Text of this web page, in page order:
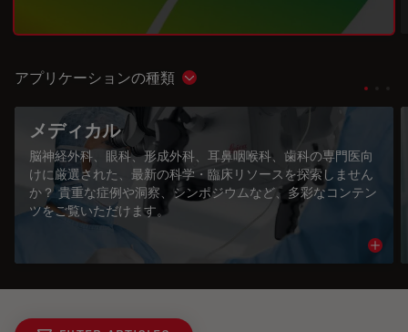
アプリケーションの種類 Show subnavigation
メディカル
脳神経外科、眼科、形成外科、耳鼻咽喉科、歯科の専門医向
けに厳選された、最新の科学・臨床リソースを探索しません
か？ 貴重な症例や洞察、シンポジウムなど、多彩なコンテン
ツをご覧いただけます。